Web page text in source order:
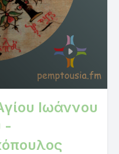
Ιωάννου
-